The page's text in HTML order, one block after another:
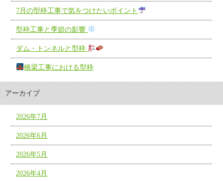
7月の型枠工事で気をつけたいポイント
型枠工事と季節の影響
ダム・トンネルと型枠
橋梁工事における型枠
アーカイブ
2026年7月
2026年6月
2026年5月
2026年4月